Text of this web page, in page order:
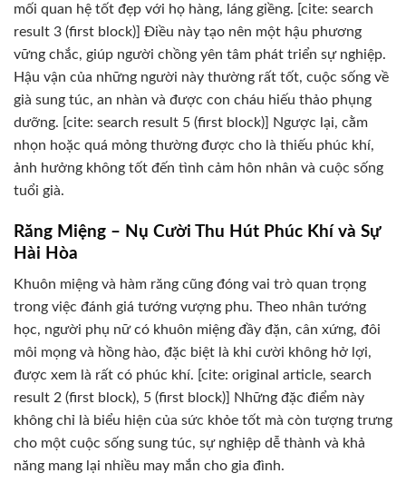
mối quan hệ tốt đẹp với họ hàng, láng giềng. [cite: search
result 3 (first block)] Điều này tạo nên một hậu phương
vững chắc, giúp người chồng yên tâm phát triển sự nghiệp.
Hậu vận của những người này thường rất tốt, cuộc sống về
già sung túc, an nhàn và được con cháu hiếu thảo phụng
dưỡng. [cite: search result 5 (first block)] Ngược lại, cằm
nhọn hoặc quá mỏng thường được cho là thiếu phúc khí,
ảnh hưởng không tốt đến tình cảm hôn nhân và cuộc sống
tuổi già.
Răng Miệng – Nụ Cười Thu Hút Phúc Khí và Sự
Hài Hòa
Khuôn miệng và hàm răng cũng đóng vai trò quan trọng
trong việc đánh giá tướng vượng phu. Theo nhân tướng
học, người phụ nữ có khuôn miệng đầy đặn, cân xứng, đôi
môi mọng và hồng hào, đặc biệt là khi cười không hở lợi,
được xem là rất có phúc khí. [cite: original article, search
result 2 (first block), 5 (first block)] Những đặc điểm này
không chỉ là biểu hiện của sức khỏe tốt mà còn tượng trưng
cho một cuộc sống sung túc, sự nghiệp dễ thành và khả
năng mang lại nhiều may mắn cho gia đình.